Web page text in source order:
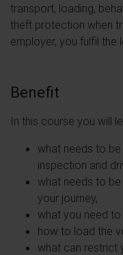
transport, loading,
theft protection when
employer, you fulfil the
Benefit
In this course you will
what needs to
inspection and
what needs to
your journey,
what you need
how to load the
what can restrict